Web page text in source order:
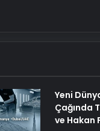
Yeni
Çağında
ve Hakan